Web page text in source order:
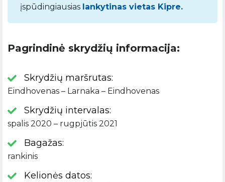
įspūdingiausias lankytinas vietas Kipre.
Pagrindinė skrydžių informacija:
Skrydžių maršrutas:
Eindhovenas – Larnaka – Eindhovenas
Skrydžių intervalas:
spalis 2020 – rugpjūtis 2021
Bagažas:
rankinis
Kelionės datos: